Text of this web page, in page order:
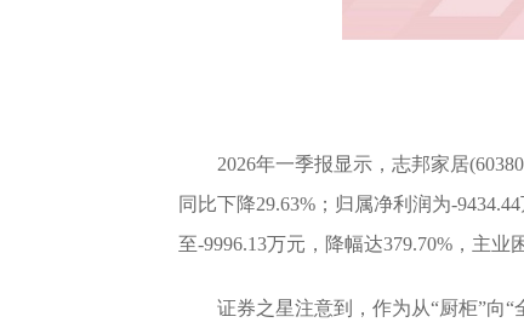
2026年一季报显示，志邦家居
同比下降29.63%；归属净利润为-
至-9996.13万元，降幅达379.70%，主业
证券之星注意到，作为从“厨柜”向